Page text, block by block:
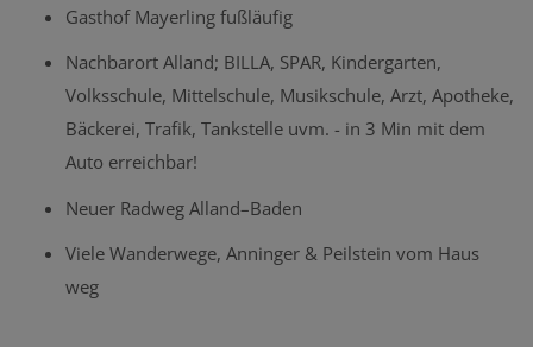
Gasthof Mayerling fußläufig
Nachbarort Alland; BILLA, SPAR, Kindergarten,
Volksschule, Mittelschule, Musikschule, Arzt, Apotheke,
Bäckerei, Trafik, Tankstelle uvm. - in 3 Min mit dem
Auto erreichbar!
Neuer Radweg Alland–Baden
Viele Wanderwege, Anninger & Peilstein vom Haus
weg